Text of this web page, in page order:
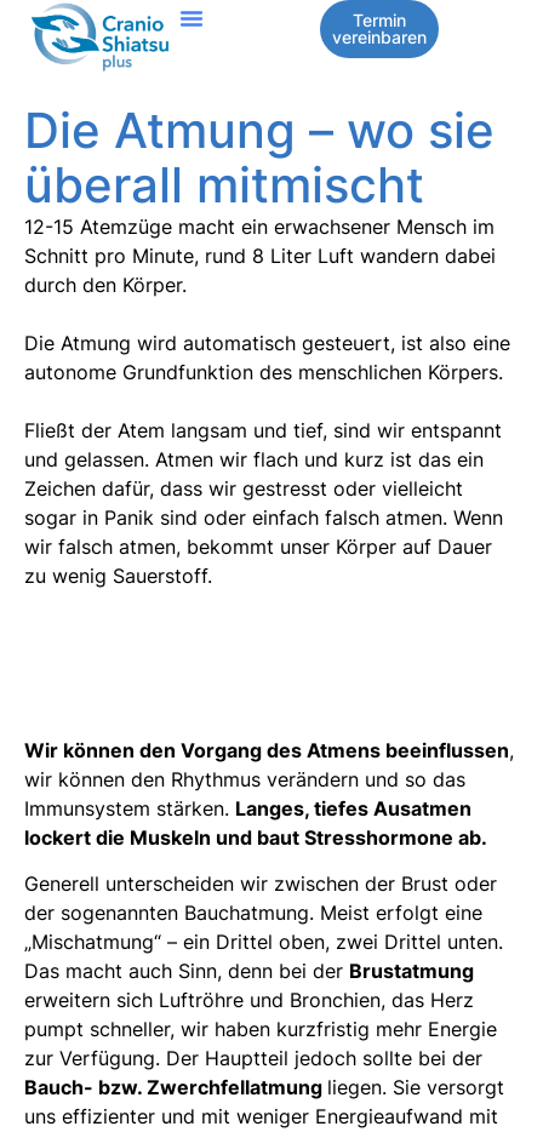
Termin
vereinbaren
Die Atmung – wo sie
überall mitmischt
12-15 Atemzüge macht ein erwachsener Mensch im
Schnitt pro Minute, rund 8 Liter Luft wandern dabei
durch den Körper.
Die Atmung wird automatisch gesteuert, ist also eine
autonome Grundfunktion des menschlichen Körpers.
Fließt der Atem langsam und tief, sind wir entspannt
und gelassen. Atmen wir flach und kurz ist das ein
Zeichen dafür, dass wir gestresst oder vielleicht
sogar in Panik sind oder einfach falsch atmen. Wenn
wir falsch atmen, bekommt unser Körper auf Dauer
zu wenig Sauerstoff.
Wir können den Vorgang des Atmens beeinflussen,
wir können den Rhythmus verändern und so das
Immunsystem stärken. Langes, tiefes Ausatmen
lockert die Muskeln und baut Stresshormone ab.
Generell unterscheiden wir zwischen der Brust oder
der sogenannten Bauchatmung. Meist erfolgt eine
„Mischatmung“ – ein Drittel oben, zwei Drittel unten.
Das macht auch Sinn, denn bei der Brustatmung
erweitern sich Luftröhre und Bronchien, das Herz
pumpt schneller, wir haben kurzfristig mehr Energie
zur Verfügung. Der Hauptteil jedoch sollte bei der
Bauch- bzw. Zwerchfellatmung liegen. Sie versorgt
uns effizienter und mit weniger Energieaufwand mit